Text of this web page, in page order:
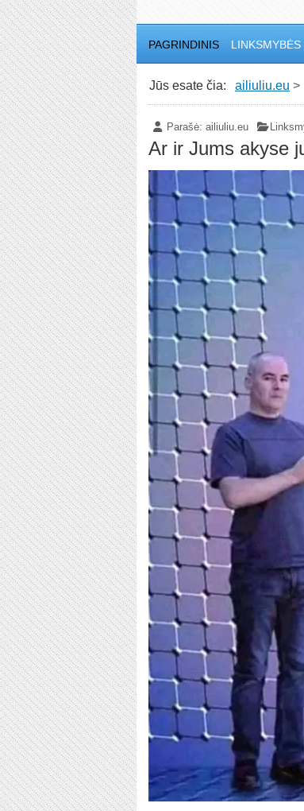
PAGRINDINIS LINKSMYBĖS
Jūs esate čia: ailiuliu.eu
Parašė:ailiuliu.eu
Ar ir Jums akyse